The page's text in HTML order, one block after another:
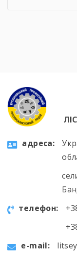
aдресa:
телефон:
e-mail: